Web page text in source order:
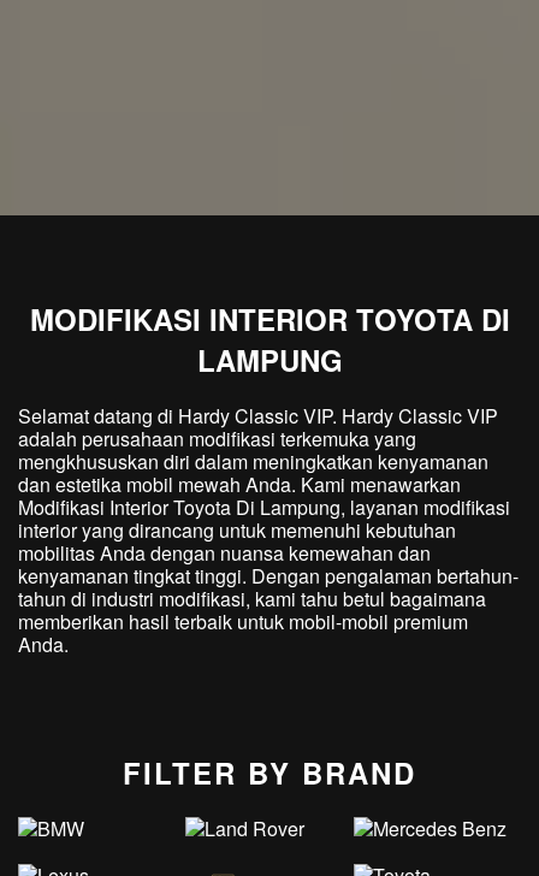
MODIFIKASI INTERIOR TOYOTA DI
LAMPUNG
Selamat datang di Hardy Classic VIP. Hardy Classic VIP
adalah perusahaan modifikasi terkemuka yang
mengkhususkan diri dalam meningkatkan kenyamanan
dan estetika mobil mewah Anda. Kami menawarkan
Modifikasi Interior Toyota Di Lampung, layanan modifikasi
interior yang dirancang untuk memenuhi kebutuhan
mobilitas Anda dengan nuansa kemewahan dan
kenyamanan tingkat tinggi. Dengan pengalaman bertahun-
tahun di industri modifikasi, kami tahu betul bagaimana
memberikan hasil terbaik untuk mobil-mobil premium
Anda.
FILTER BY BRAND